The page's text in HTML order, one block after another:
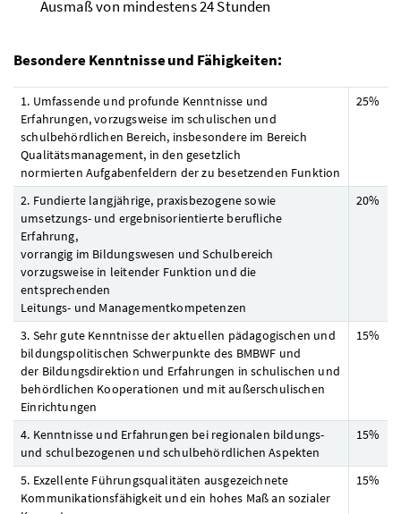
Ausmaß von mindestens 24 Stunden
Besondere Kenntnisse und Fähigkeiten:
1. Umfassende und profunde Kenntnisse und
Erfahrungen, vorzugsweise im schulischen und
schulbehördlichen Bereich, insbesondere im Bereich
Qualitätsmanagement, in den gesetzlich
normierten Aufgabenfeldern der zu besetzenden Funktion
25%
2. Fundierte langjährige, praxisbezogene sowie
umsetzungs- und ergebnisorientierte berufliche
Erfahrung,
vorrangig im Bildungswesen und Schulbereich
vorzugsweise in leitender Funktion und die
entsprechenden
Leitungs- und Managementkompetenzen
20%
3. Sehr gute Kenntnisse der aktuellen pädagogischen und
bildungspolitischen Schwerpunkte des BMBWF und
der Bildungsdirektion und Erfahrungen in schulischen und
behördlichen Kooperationen und mit außerschulischen
Einrichtungen
15%
4. Kenntnisse und Erfahrungen bei regionalen bildungs-
und schulbezogenen und schulbehördlichen Aspekten
15%
5. Exzellente Führungsqualitäten ausgezeichnete
Kommunikationsfähigkeit und ein hohes Maß an sozialer
15%